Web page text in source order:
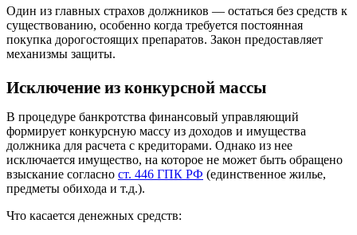
Один из главных страхов должников — остаться без средств к
существованию, особенно когда требуется постоянная
покупка дорогостоящих препаратов. Закон предоставляет
механизмы защиты.
Исключение из конкурсной массы
В процедуре банкротства финансовый управляющий
формирует конкурсную массу из доходов и имущества
должника для расчета с кредиторами. Однако из нее
исключается имущество, на которое не может быть обращено
взыскание согласно ст. 446 ГПК РФ (единственное жилье,
предметы обихода и т.д.).
Что касается денежных средств: